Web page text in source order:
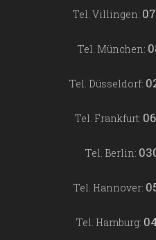
Tel. Villingen:
Tel. München:
Tel. Düsseldorf:
Tel. Frankfurt:
Tel. Berlin:
Tel. Hannover:
Tel. Hamburg: